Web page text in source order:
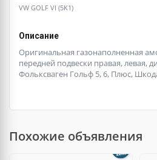
VW GOLF VI (5K1)
Описание
Оригинальная газонаполненная
передней подвески правая, левая,
Фольксваген Гольф 5, 6, Плюс,
Похожие объявления